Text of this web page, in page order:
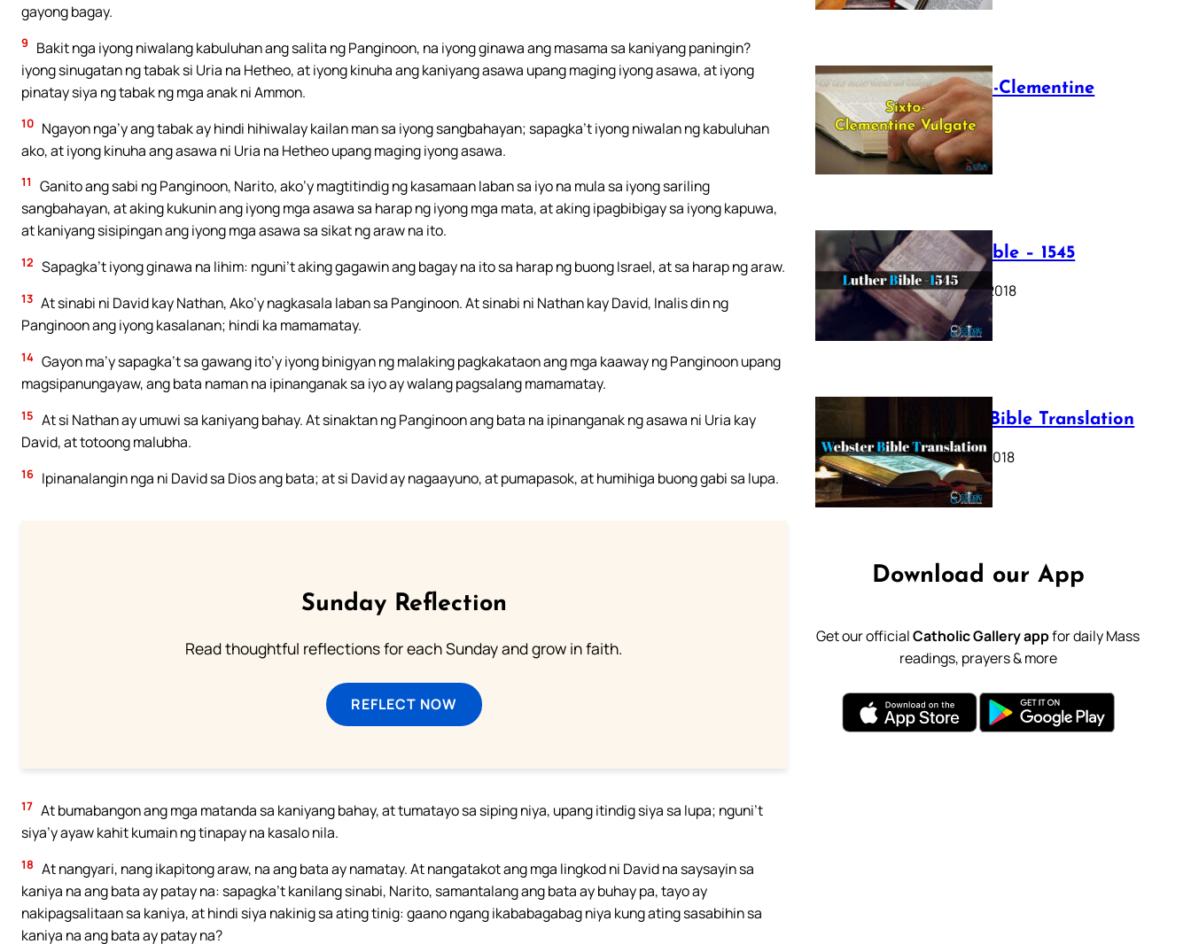
gayong bagay.
9
Bakit nga iyong niwalang kabuluhan ang salita ng Panginoon, na iyong ginawa ang masama sa kaniyang paningin?
iyong sinugatan ng tabak si Uria na Hetheo, at iyong kinuha ang kaniyang asawa upang maging iyong asawa, at iyong
pinatay siya ng tabak ng mga anak ni Ammon.
10 Ngayon nga’y ang tabak ay hindi hihiwalay kailan man sa iyong sangbahayan; sapagka’t iyong niwalan ng kabuluhan
ako, at iyong kinuha ang asawa ni Uria na Hetheo upang maging iyong asawa.
11
Ganito ang sabi ng Panginoon, Narito, ako’y magtitindig ng kasamaan laban sa iyo na mula sa iyong sariling
sangbahayan, at aking kukunin ang iyong mga asawa sa harap ng iyong mga mata, at aking ipagbibigay sa iyong kapuwa,
at kaniyang sisipingan ang iyong mga asawa sa sikat ng araw na ito.
12 Sapagka’t iyong ginawa na lihim: nguni’t aking gagawin ang bagay na ito sa harap ng buong Israel, at sa harap ng araw.
13 At sinabi ni David kay Nathan, Ako’y nagkasala laban sa Panginoon. At sinabi ni Nathan kay David, Inalis din ng
Panginoon ang iyong kasalanan; hindi ka mamamatay.
14 Gayon ma’y sapagka’t sa gawang ito’y iyong binigyan ng malaking pagkakataon ang mga kaaway ng Panginoon upang
magsipanungayaw, ang bata naman na ipinanganak sa iyo ay walang pagsalang mamamatay.
15 At si Nathan ay umuwi sa kaniyang bahay. At sinaktan ng Panginoon ang bata na ipinanganak ng asawa ni Uria kay
David, at totoong malubha.
16 Ipinanalangin nga ni David sa Dios ang bata; at si David ay nagaayuno, at pumapasok, at humihiga buong gabi sa lupa.
Sunday Reflection
Read thoughtful reflections for each Sunday and grow in faith.
REFLECT NOW
17 At bumabangon ang mga matanda sa kaniyang bahay, at tumatayo sa siping niya, upang itindig siya sa lupa; nguni’t
siya’y ayaw kahit kumain ng tinapay na kasalo nila.
18 At nangyari, nang ikapitong araw, na ang bata ay namatay. At nangatakot ang mga lingkod ni David na saysayin sa
kaniya na ang bata ay patay na: sapagka’t kanilang sinabi, Narito, samantalang ang bata ay buhay pa, tayo ay
nakipagsalitaan sa kaniya, at hindi siya nakinig sa ating tinig: gaano ngang ikababagabag niya kung ating sasabihin sa
kaniya na ang bata ay patay na?
The Sixto-Clementine
Vulgate
July 12, 2025
Luther Bible – 1545
October 17, 2018
Webster Bible Translation
October 11, 2018
Download our App
Get our officialCatholic Gallery appfor daily Mass
readings, prayers & more